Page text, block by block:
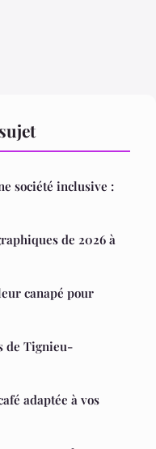
société inclusive :
de 2026 à
canapé pour
de Tignieu-
adaptée à vos